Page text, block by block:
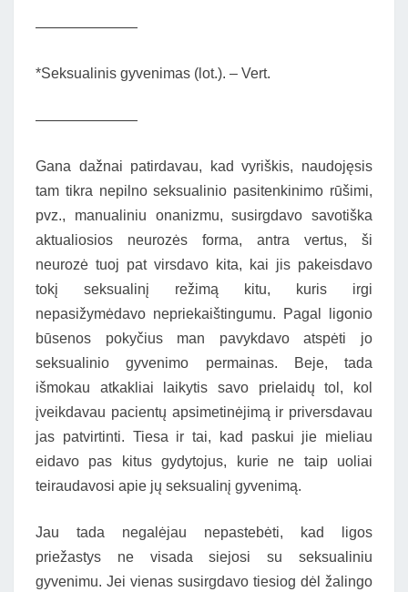
———————
*Seksualinis gyvenimas (lot.). – Vert.
———————
Gana dažnai patirdavau, kad vyriškis, naudojęsis
tam tikra nepilno seksualinio pasitenkinimo rūšimi,
pvz., manualiniu onanizmu, susirgdavo savotiška
aktualiosios neurozės forma, antra vertus, ši
neurozė tuoj pat virsdavo kita, kai jis pakeisdavo
tokį seksualinį režimą kitu, kuris irgi
nepasižymėdavo nepriekaištingumu. Pagal ligonio
būsenos pokyčius man pavykdavo atspėti jo
seksualinio gyvenimo permainas. Beje, tada
išmokau atkakliai laikytis savo prielaidų tol, kol
įveikdavau pacientų apsimetinėjimą ir priversdavau
jas patvirtinti. Tiesa ir tai, kad paskui jie mieliau
eidavo pas kitus gydytojus, kurie ne taip uoliai
teiraudavosi apie jų seksualinį gyvenimą.
Jau tada negalėjau nepastebėti, kad ligos
priežastys ne visada siejosi su seksualiniu
gyvenimu. Jei vienas susirgdavo tiesiog dėl žalingo